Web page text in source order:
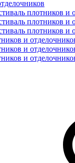
плотников и
плотников и
плотников и
и
и
и